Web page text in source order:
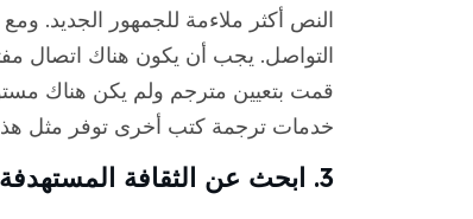
النص أكثر ملاءمة للجمهور الجديد.
التواصل. يجب أن يكون هناك اتصال
قمت بتعيين مترجم ولم يكن هناك
خدمات ترجمة كتب أخرى توفر مثل هذا
3. ابحث عن الثقافة المستهدفة والجمهور